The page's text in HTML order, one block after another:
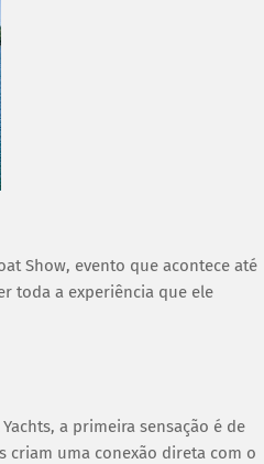
Show, evento que acontece até
toda a experiência que ele
a primeira sensação é de
criam uma conexão direta com o